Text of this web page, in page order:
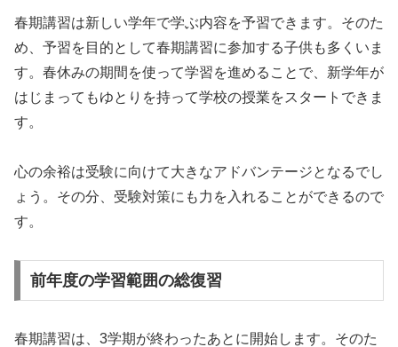
春期講習は新しい学年で学ぶ内容を予習できます。そのた
め、予習を目的として春期講習に参加する子供も多くいま
す。春休みの期間を使って学習を進めることで、新学年が
はじまってもゆとりを持って学校の授業をスタートできま
す。
心の余裕は受験に向けて大きなアドバンテージとなるでし
ょう。その分、受験対策にも力を入れることができるので
す。
前年度の学習範囲の総復習
春期講習は、3学期が終わったあとに開始します。そのた